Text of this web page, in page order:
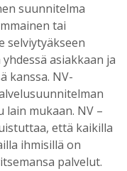
suunnitelma
tai
selviytyäkseen
asiakkaan ja
kanssa. NV-
mukaan. NV –
että kaikilla
ihmisillä on
palvelut.